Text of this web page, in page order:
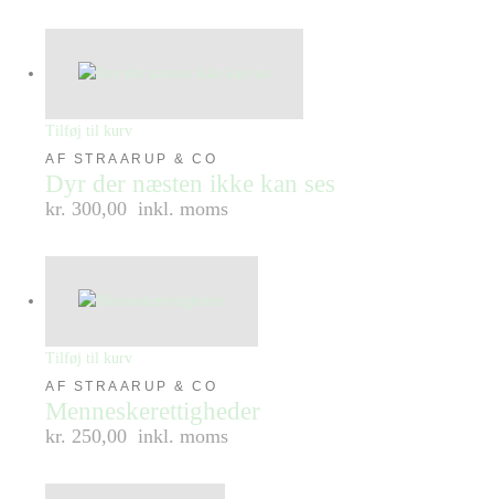
Tilføj til kurv
AF STRAARUP & CO
Dyr der næsten ikke kan ses
kr. 300,00 inkl. moms
Tilføj til kurv
AF STRAARUP & CO
Menneskerettigheder
kr. 250,00 inkl. moms